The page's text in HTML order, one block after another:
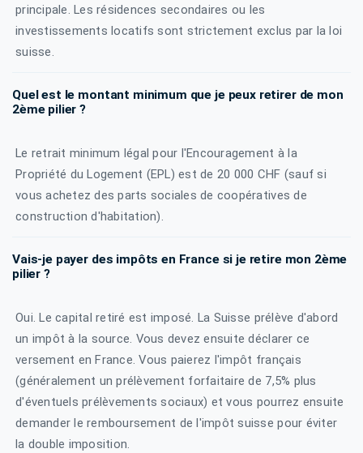
principale. Les résidences secondaires ou les
investissements locatifs sont strictement exclus par la loi
suisse.
Quel est le montant minimum que je peux retirer de mon
2ème pilier ?
Le retrait minimum légal pour l'Encouragement à la
Propriété du Logement (EPL) est de 20 000 CHF (sauf si
vous achetez des parts sociales de coopératives de
construction d'habitation).
Vais-je payer des impôts en France si je retire mon 2ème
pilier ?
Oui. Le capital retiré est imposé. La Suisse prélève d'abord
un impôt à la source. Vous devez ensuite déclarer ce
versement en France. Vous paierez l'impôt français
(généralement un prélèvement forfaitaire de 7,5% plus
d'éventuels prélèvements sociaux) et vous pourrez ensuite
demander le remboursement de l'impôt suisse pour éviter
la double imposition.